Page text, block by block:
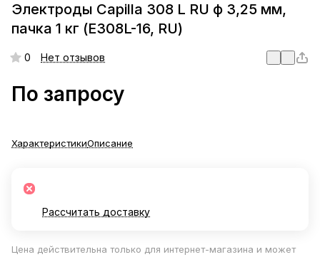
Электроды Capilla 308 L RU ф 3,25 мм,
пачка 1 кг (E308L-16, RU)
0 Нет отзывов
По запросу
ХарактеристикиОписание
Рассчитать доставку
Цена действительна только для интернет-магазина и может